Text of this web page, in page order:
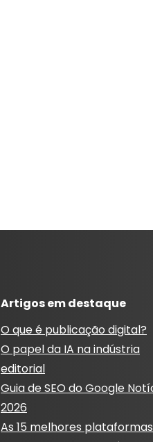
Artigos em destaque
O que é publicação digital?
O papel da IA ​​na indústria
editorial
Guia de SEO do Google
2026
As 15 melhores